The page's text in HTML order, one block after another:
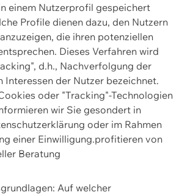
einem Nutzerprofil gespeichert
Profile dienen dazu, den Nutzern
die ihren potenziellen
Dieses Verfahren wird
d.h., Nachverfolgung der
Interessen der Nutzer bezeichnet.
oder "Tracking"-Technologien
wir Sie gesondert in
oder im Rahmen
einer Einwilligung.profitieren von
Beratung
Auf welcher